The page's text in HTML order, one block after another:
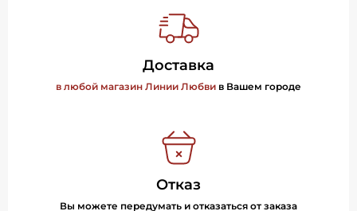
Доставка
в любой магазин Линии Любви в Вашем городе
Отказ
Вы можете передумать и отказаться от заказа